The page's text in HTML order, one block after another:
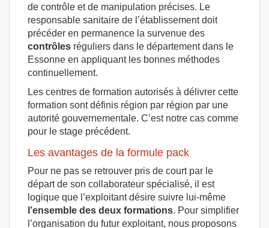
de contrôle et de manipulation précises. Le
responsable sanitaire de l’établissement doit
précéder en permanence la survenue des
contrôles réguliers dans le département dans le
Essonne en appliquant les bonnes méthodes
continuellement.
Les centres de formation autorisés à délivrer cette
formation sont définis région par région par une
autorité gouvernementale. C’est notre cas comme
pour le stage précédent.
Les avantages de la formule pack
Pour ne pas se retrouver pris de court par le
départ de son collaborateur spécialisé, il est
logique que l’exploitant désire suivre lui-même
l’ensemble des deux formations. Pour simplifier
l’organisation du futur exploitant, nous proposons